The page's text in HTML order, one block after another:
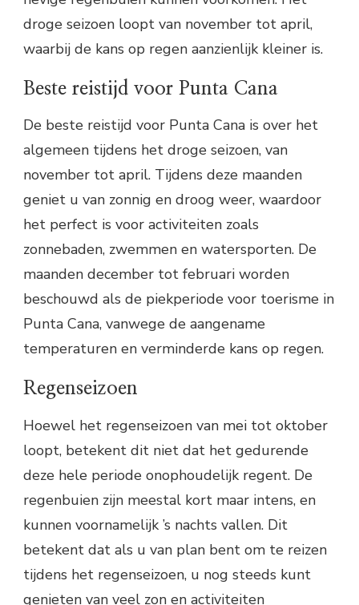
droge seizoen loopt van november tot april,
waarbij de kans op regen aanzienlijk kleiner is.
Beste reistijd voor Punta Cana
De beste reistijd voor Punta Cana is over het
algemeen tijdens het droge seizoen, van
november tot april. Tijdens deze maanden
geniet u van zonnig en droog weer, waardoor
het perfect is voor activiteiten zoals
zonnebaden, zwemmen en watersporten. De
maanden december tot februari worden
beschouwd als de piekperiode voor toerisme in
Punta Cana, vanwege de aangename
temperaturen en verminderde kans op regen.
Regenseizoen
Hoewel het regenseizoen van mei tot oktober
loopt, betekent dit niet dat het gedurende
deze hele periode onophoudelijk regent. De
regenbuien zijn meestal kort maar intens, en
kunnen voornamelijk ’s nachts vallen. Dit
betekent dat als u van plan bent om te reizen
tijdens het regenseizoen, u nog steeds kunt
genieten van veel zon en activiteiten